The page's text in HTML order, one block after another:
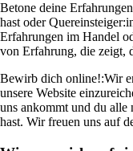
Betone deine
hast oder
Erfahrungen im Handel
von Erfahrung, die zeigt,
Bewirb dich online!:Wir
unsere Website
uns ankommt und du
hast. Wir freuen uns auf